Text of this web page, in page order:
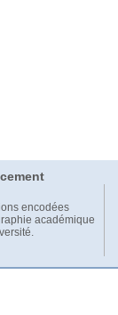
encodées
académique